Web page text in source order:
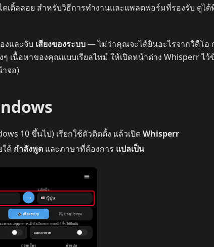
ตเติ้ลลอย สำหรับวิธีการทำงานและแพลตฟอร์มที่รองรับ ดูไ
งและจับ เสียงของระบบ— ไม่ว่าคุณจะได้ยินอะไรจากวิดีโอ
เนื้อหาของคุณแบบเรียลไทม์ ให้เปิดหน้าต่าง Whisperr ไว้
จอ)
10 ขึ้นไป) เรียกใช้ตัวติดตั้ง แล้วเปิดWhisperr
ต้ กำลังพูด และภาษาที่ต้องการ แปลเป็น